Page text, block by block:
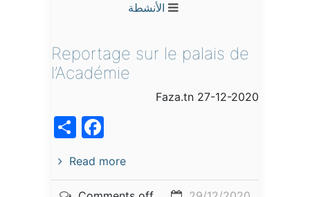
الأنشطة
Reportage sur le palais de
l’Académie
Faza.tn 27-12-2020
Read more